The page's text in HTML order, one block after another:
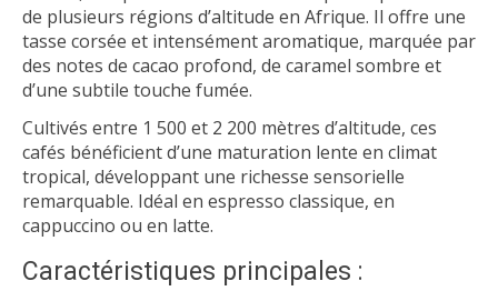
de plusieurs régions d’altitude en Afrique. Il offre une
tasse corsée et intensément aromatique, marquée par
des notes de cacao profond, de caramel sombre et
d’une subtile touche fumée.
Cultivés entre 1 500 et 2 200 mètres d’altitude, ces
cafés bénéficient d’une maturation lente en climat
tropical, développant une richesse sensorielle
remarquable. Idéal en espresso classique, en
cappuccino ou en latte.
Caractéristiques principales :